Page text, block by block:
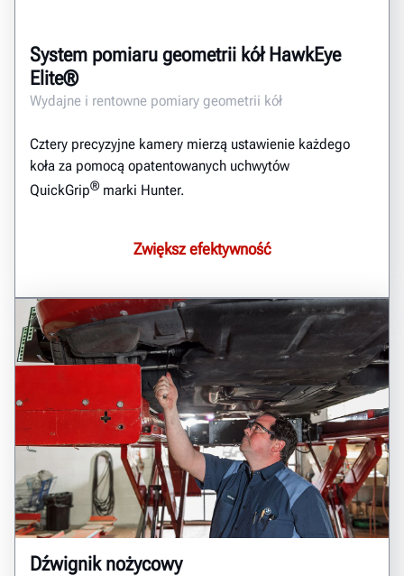
System pomiaru geometrii kół HawkEye
Elite®
Wydajne i rentowne pomiary geometrii kół
Cztery precyzyjne kamery mierzą ustawienie każdego
koła za pomocą opatentowanych uchwytów
QuickGrip®marki Hunter.
Zwiększ efektywność
Dźwignik nożycowy